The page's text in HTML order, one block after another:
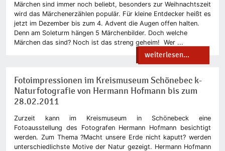
Märchen sind immer noch beliebt, besonders zur Weihnachtszeit
wird das Märchenerzählen populär. Für kleine Entdecker heißt es
jetzt im Dezember bis zum 4. Advent die Augen offen halten.
Denn am Soleturm hängen 5 Märchenbilder. Doch welche
Märchen das sind? Noch ist das streng geheim! Wer ...
weiterlesen...
Fotoimpressionen im Kreismuseum Schönebec k-
Naturfotografie von Hermann Hofmann bis zum
28.02.2011
Zurzeit kann im Kreismuseum in Schönebeck eine
Fotoausstellung des Fotografen Hermann Hofmann besichtigt
werden. Zum Thema ?Macht unsere Erde nicht kaputt? werden
unterschiedlichste Motive der Natur gezeigt. Hermann Hofmann